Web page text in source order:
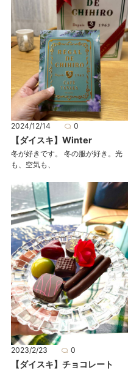
2024/12/14 0
【ダイスキ】Winter
冬が好きです。 冬の服が好き。光
も、空気も、
2023/2/23 0
【ダイスキ】チョコレート